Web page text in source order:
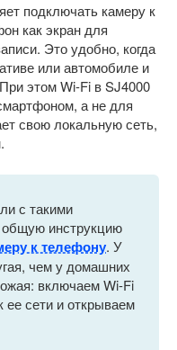
подключать камеру к
как экран для
Это удобно, когда
или автомобиле и
этом Wi-Fi в SJ4000
а не для
свою локальную сеть,
с такими
общую инструкцию
к телефону. У
чем у домашних
включаем Wi-Fi
ее сети и открываем